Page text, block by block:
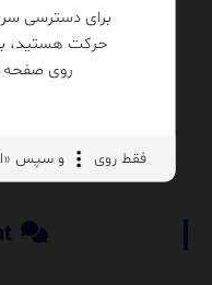
برای دسترسی
حرکت هستید،
روی
فقط روی و سپس
و بهینه‌سازی
SQL Server